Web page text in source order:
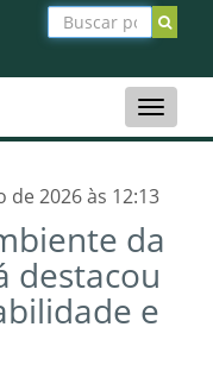
Toggle
de 2026 às 12:13
da
destacou
e